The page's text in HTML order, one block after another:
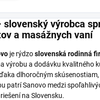
slovenský výrobca
a masážnych vaní
je rýdzoslovenská rodinná
výrobu a dodávku kvalitného
dlhoročným
patrí Sanovo medzi
na Slovensku.